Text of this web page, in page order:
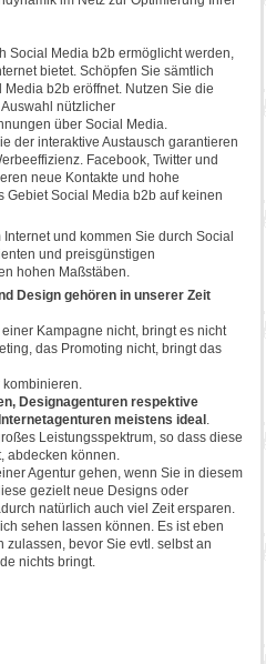
Social Media b2b ermöglicht werden,
bietet. Schöpfen Sie sämtlich
b2b eröffnet. Nutzen Sie die
nützlicher
über Social Media.
der interaktive Austausch garantieren
Facebook, Twitter und
neue Kontakte und hohe
Gebiet Social Media b2b auf keinen
und kommen Sie durch Social
und preisgünstigen
hohen Maßstäben.
Design gehören in unserer Zeit
Kampagne nicht, bringt es nicht
das Promoting nicht, bringt das
kombinieren.
Designagenturen respektive
meistens ideal .
Leistungsspektrum, so dass diese
abdecken können.
Agentur gehen, wenn Sie in diesem
gezielt neue Designs oder
natürlich auch viel Zeit ersparen.
sehen lassen können. Es ist eben
zulassen, bevor Sie evtl. selbst an
nichts bringt.